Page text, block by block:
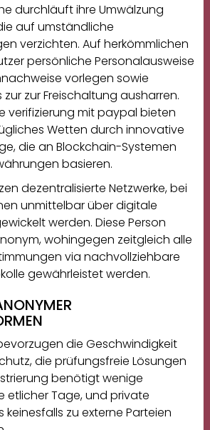
durchläuft ihre Umwälzung
auf umständliche
verzichten. Auf herkömmlichen
persönliche Personalausweise
vorlegen sowie
zur Freischaltung ausharren.
verifizierung mit paypal bieten
Wetten durch innovative
die an Blockchain-Systemen
basieren.
dezentralisierte Netzwerke, bei
unmittelbar über digitale
werden. Diese Person
wohingegen zeitgleich alle
via nachvollziehbare
gewährleistet werden.
die Geschwindigkeit
die prüfungsfreie Lösungen
benötigt wenige
etlicher Tage, und private
keinesfalls zu externe Parteien